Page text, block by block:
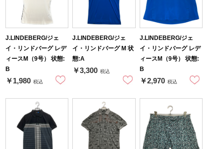
J.LINDEBERG/ジェ
イ・リンドバーグ レデ
ィースM（9号） 状態:
B
￥1,980 税込
J.LINDEBERG/ジェ
イ・リンドバーグ M 状
態:A
￥3,300 税込
J.LINDEBERG/ジェ
イ・リンドバーグ レデ
ィースM（9号） 状態:
B
￥2,970 税込